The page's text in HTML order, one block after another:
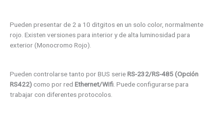
Pueden presentar de 2 a 10 ditgitos en un solo color, normalmente
rojo. Existen versiones para interior y de alta luminosidad para
exterior (Monocromo Rojo).
Pueden controlarse tanto por BUS serieRS-232/RS-485 (Opción
RS422) como por red Ethernet/Wifi . Puede configurarse para
trabajar con diferentes protocolos.